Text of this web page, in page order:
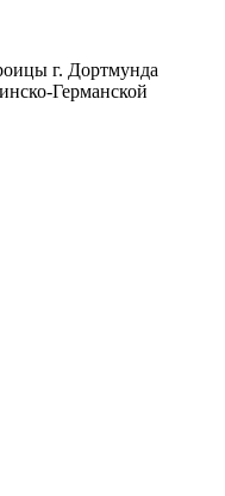
г. Дортмунда
Германской